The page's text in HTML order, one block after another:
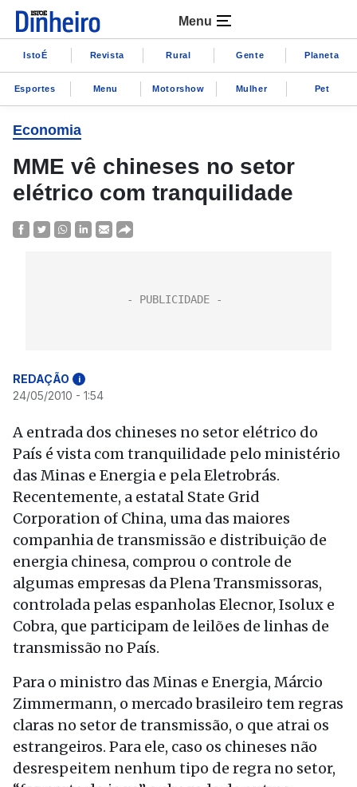
Menu
IstoÉ Revista Rural Gente Planeta
Esportes Menu Motorshow Mulher Pet
Economia
MME vê chineses no setor
elétrico com tranquilidade
REDAÇÃO i
24/05/2010 - 1:54
A entrada dos chineses no setor elétrico do
País é vista com tranquilidade pelo ministério
das Minas e Energia e pela Eletrobrás.
Recentemente, a estatal State Grid
Corporation of China, uma das maiores
companhia de transmissão e distribuição de
energia chinesa, comprou o controle de
algumas empresas da Plena Transmissoras,
controlada pelas espanholas Elecnor, Isolux e
Cobra, que participam de leilões de linhas de
transmissão no País.
Para o ministro das Minas e Energia, Márcio
Zimmermann, o mercado brasileiro tem regras
claras no setor de transmissão, o que atrai os
estrangeiros. Para ele, caso os chineses não
desrespeitem nenhum tipo de regra no setor,